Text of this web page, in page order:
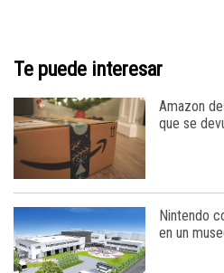
Te puede interesar
Amazon
que se
Nintendo
en un